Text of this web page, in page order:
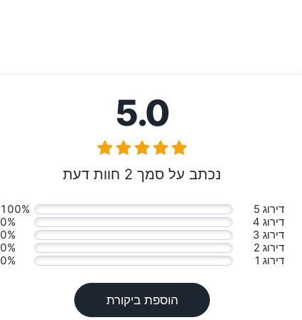
5.0
נכתב על סמך 2 חוות דעת
דירוג 5
100%
דירוג 4
0%
דירוג 3
0%
דירוג 2
0%
דירוג 1
0%
הוספת ביקורת